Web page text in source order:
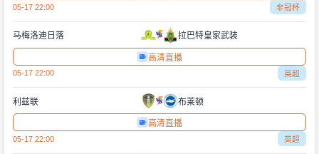
05-17 22:00 非冠杯
马梅洛迪日落 拉巴特皇家武装
高清直播
05-17 22:00 英超
利兹联 布莱顿
高清直播
05-17 22:00 英超